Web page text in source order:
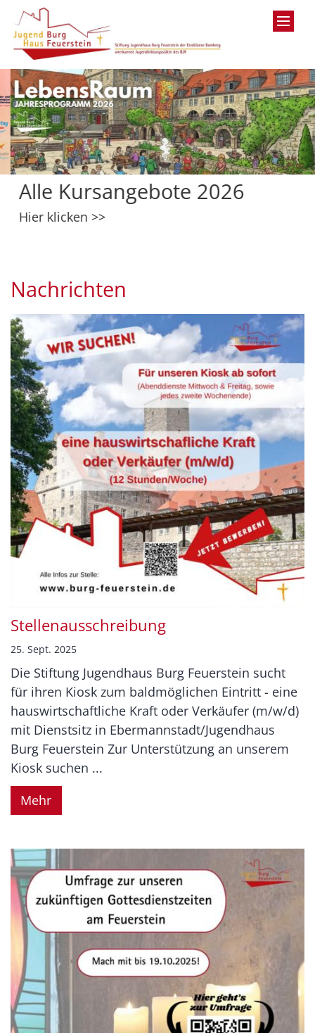
Zum Inhalt springen
Alle Kursangebote 2026
Hier klicken >>
Nachrichten
Stellenausschreibung
25. Sept. 2025
Die Stiftung Jugendhaus Burg Feuerstein sucht
für ihren Kiosk zum baldmöglichen Eintritt - eine
hauswirtschaftliche Kraft oder Verkäufer (m/w/d)
mit Dienstsitz in Ebermannstadt/Jugendhaus
Burg Feuerstein Zur Unterstützung an unserem
Kiosk suchen ...
Mehr